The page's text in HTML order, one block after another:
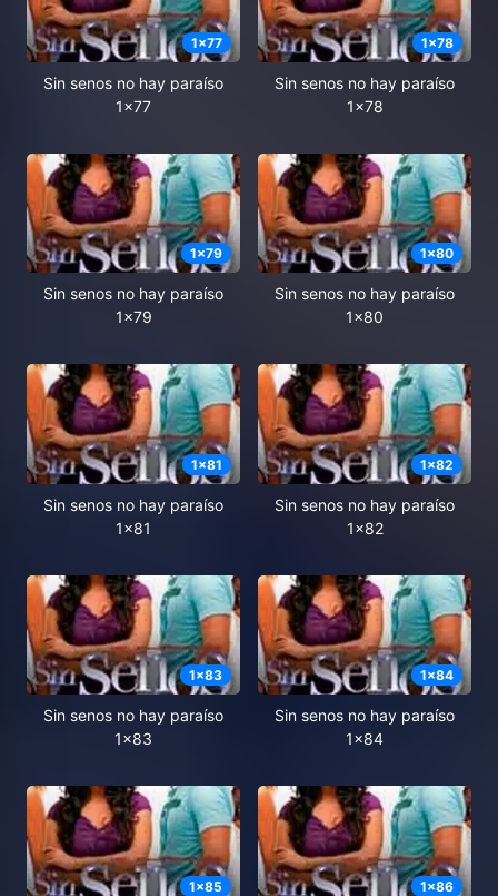
1x77
Sin senos no hay paraíso
1x77
1x78
Sin senos no hay paraíso
1x78
1x79
Sin senos no hay paraíso
1x79
1x80
Sin senos no hay paraíso
1x80
1x81
Sin senos no hay paraíso
1x81
1x82
Sin senos no hay paraíso
1x82
1x83
Sin senos no hay paraíso
1x83
1x84
Sin senos no hay paraíso
1x84
1x85 1x86